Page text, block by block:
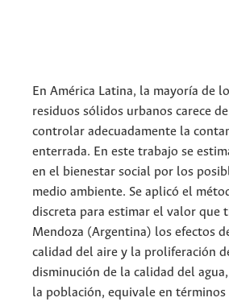
En América Latina, la mayoría de
residuos sólidos urbanos carece
controlar adecuadamente la
enterrada. En este trabajo se
en el bienestar social por los
medio ambiente. Se aplicó el
discreta para estimar el valor que
Mendoza (Argentina) los efectos
calidad del aire y la proliferación
disminución de la calidad del
la población, equivale en